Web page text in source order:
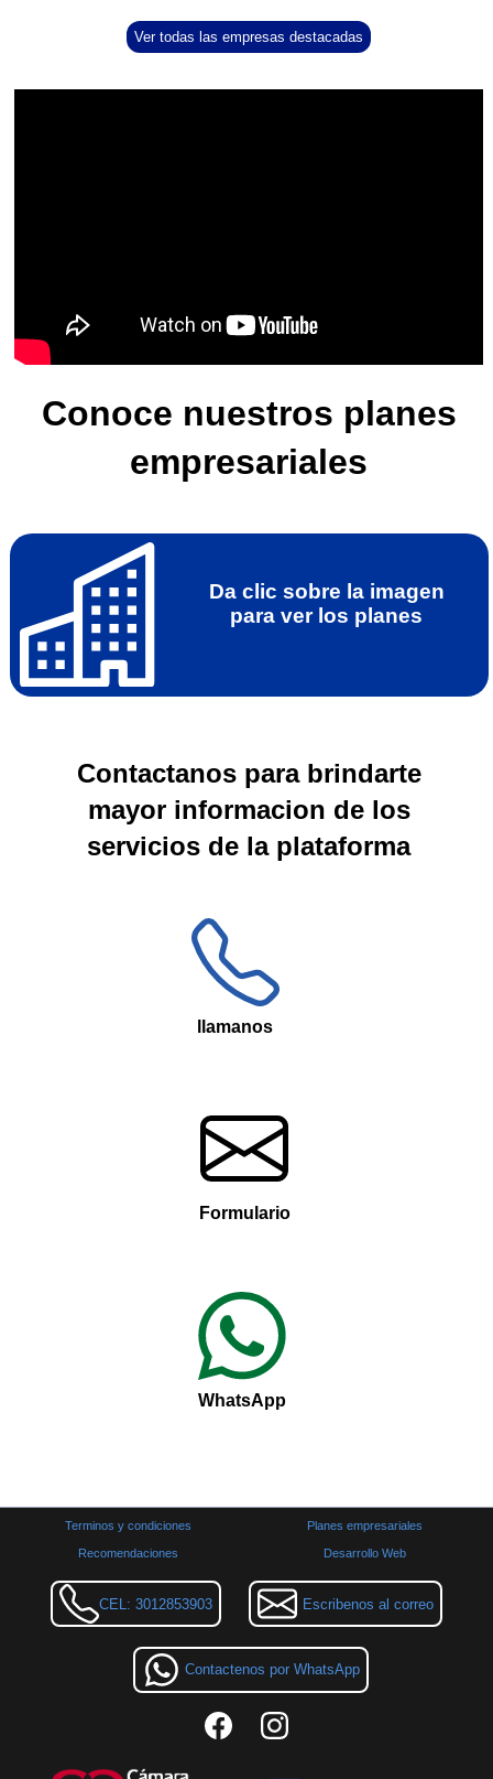
Ver todas las empresas destacadas
Conoce nuestros planes
empresariales
Da clic sobre la imagen
para ver los planes
Contactanos para brindarte
mayor informacion de los
servicios de la plataforma
llamanos
Formulario
WhatsApp
Terminos y condiciones
Recomendaciones
Planes empresariales
Desarrollo Web
CEL: 3012853903 Escribenos al correo
Contactenos por WhatsApp